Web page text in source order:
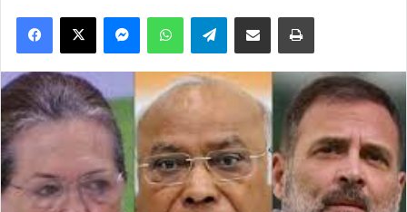
Facebook
X MessengerWhatsAppTelegramShare via Email Print